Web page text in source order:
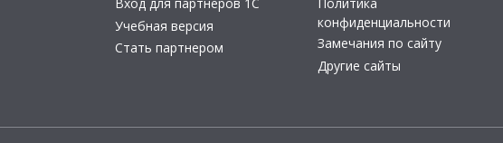
Учебная версия
Стать партнером
конфиденциальности
Замечания по сайту
Другие сайты